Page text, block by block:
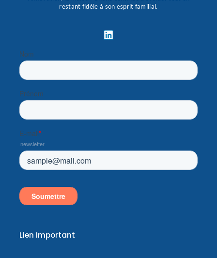
restant fidèle à son esprit familial.
L
i
k
d
n
Lien Important